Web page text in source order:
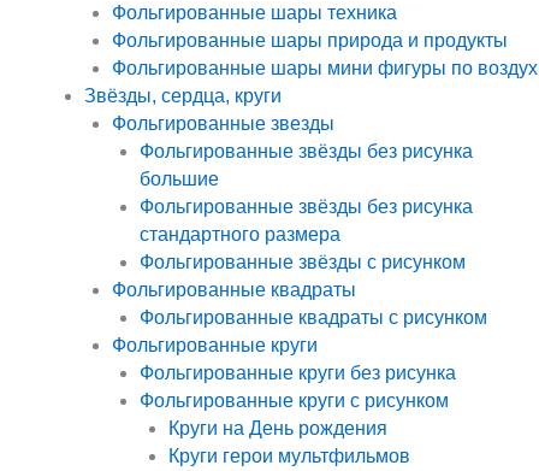
Фольгированные шары техника
Фольгированные шары природа и продукты
Фольгированные шары мини фигуры по воздух
Звёзды, сердца, круги
Фольгированные звезды
Фольгированные звёзды без рисунка
большие
Фольгированные звёзды без рисунка
стандартного размера
Фольгированные звёзды с рисунком
Фольгированные квадраты
Фольгированные квадраты с рисунком
Фольгированные круги
Фольгированные круги без рисунка
Фольгированные круги с рисунком
Круги на День рождения
Круги герои мультфильмов